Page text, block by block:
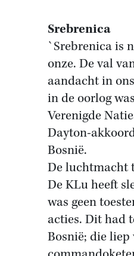
Srebrenica
`Srebrenica is
onze. De val
aandacht in
in de oorlog
Verenigde
Dayton-
Bosnië.
De luchtmacht
De KLu heeft
was geen
acties. Dit had
Bosnië; die